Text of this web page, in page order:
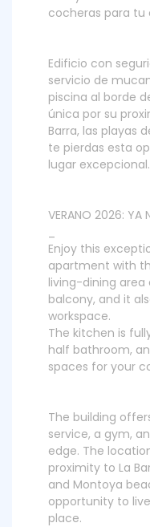
cocheras para tu
Edificio con
servicio de
piscina al borde
única por su
Barra, las playas
te pierdas esta
lugar excepcional.
VERANO 2026: YA
Enjoy this
apartment with
living-dining
balcony, and it
workspace.
The kitchen is
half bathroom,
spaces for your
The building
service, a gym,
edge. The
proximity to La
and Montoya
opportunity to
place.